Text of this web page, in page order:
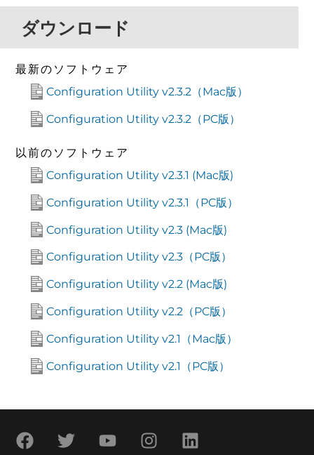
ダウンロード
最新のソフトウェア
Configuration Utility v2.3.2（Mac版）
Configuration Utility v2.3.2（PC版）
以前のソフトウェア
Configuration Utility v2.3.1 (Mac版)
Configuration Utility v2.3.1（PC版）
Configuration Utility v2.3 (Mac版)
Configuration Utility v2.3（PC版）
Configuration Utility v2.2 (Mac版)
Configuration Utility v2.2（PC版）
Configuration Utility v2.1（Mac版）
Configuration Utility v2.1（PC版）